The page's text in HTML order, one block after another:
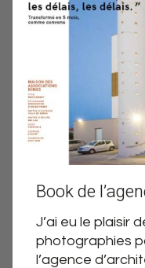
Book de
J’ai eu le plaisir
photographies
l’agence